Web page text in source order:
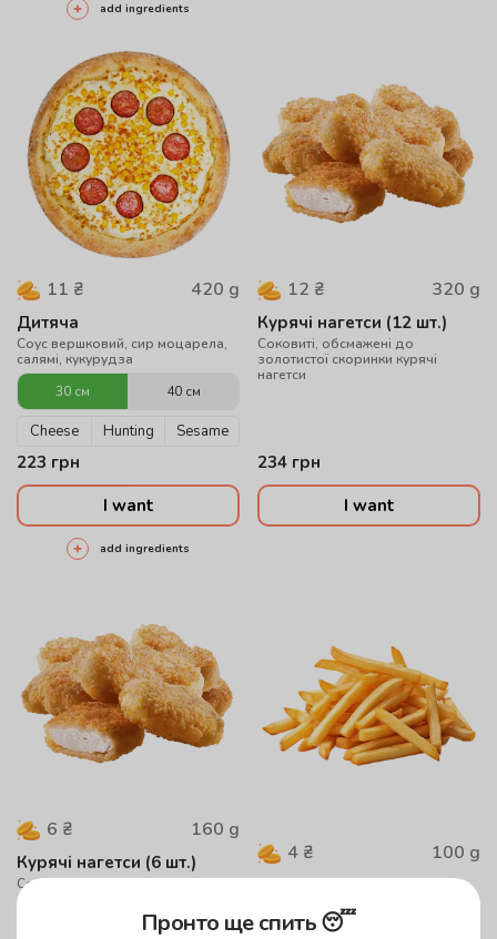
add ingredients
11 ₴ 420 g
Дитяча
Соус вершковий, сир моцарела,
салямі, кукурудза
30 см
40 см
Cheese Hunting Sesame
223 грн
I want
add ingredients
12 ₴ 320 g
Курячі нагетси (12 шт.)
Соковиті, обсмажені до
золотистої скоринки курячі
нагетси
234 грн
I want
6 ₴ 160 g
Курячі нагетси (6 шт.)
Соковиті, обсмажені до
золотистої скоринки курячі
4 ₴ 100 g
Пронто ще спить 😴